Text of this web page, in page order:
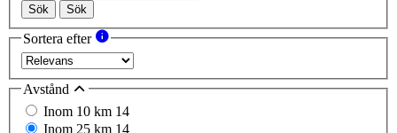
Sök Sök
Sortera efter
Avstånd
Inom 10 km 14
Inom 25 km 14